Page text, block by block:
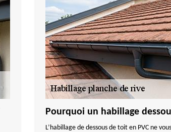
Pourquoi un habillage
L’habillage de dessous de toit en PVC ne